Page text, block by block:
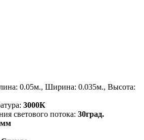
0.05м., Ширина: 0.035м., Высота:
3000К
светового потока: 30град.